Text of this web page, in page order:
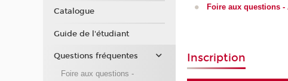
Foire aux questions
Inscription
Catalogue
Guide de l'étudiant
Questions fréquentes
Foire aux questions -